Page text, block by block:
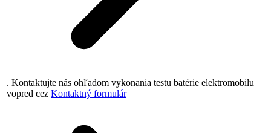
. Kontaktujte nás ohľadom vykonania testu batérie elektromobilu
vopred cez Kontaktný formulár